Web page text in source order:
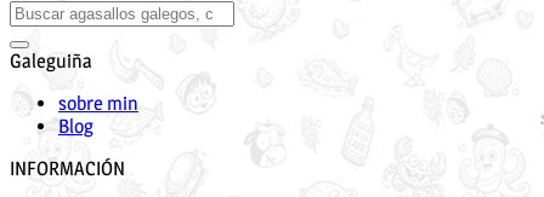
Galeguiña
sobre min
Blog
INFORMACIÓN